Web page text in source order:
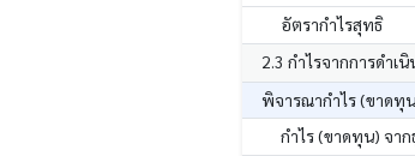
อัตรากำไรสุทธิ
2.3 กำไรจากการดำเ
พิจารณากำไร (ขาดทุ
กำไร (ขาดทุน) จา